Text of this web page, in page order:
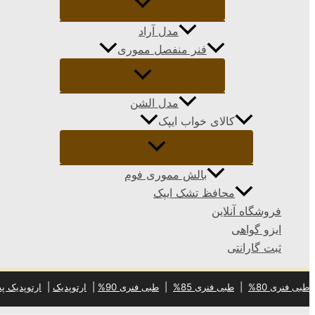
مدل آراد
فنر منفصل مموری
مدل الشن
کالای خواب ایپک
بالش مموری فوم
محافظ تشک ایپک
فروشگاه آنلاین
ایزو گواهی
ثبت گارانتی
طبی فنری 80% طبی فنری 85% طبی فنری 90% ارتوپدیک ارتوپدیک